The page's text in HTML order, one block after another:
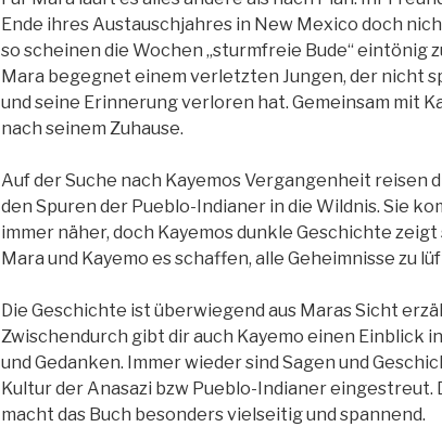
Ende ihres Austauschjahres in New Mexico doch
so scheinen die Wochen „sturmfreie Bude“ eintönig
Mara begegnet einem verletzten Jungen, der nicht
und seine Erinnerung verloren hat. Gemeinsam mit
nach seinem Zuhause.
Auf der Suche nach Kayemos Vergangenheit reisen
den Spuren der Pueblo-Indianer in die Wildnis. Sie
immer näher, doch Kayemos dunkle Geschichte zeigt
Mara und Kayemo es schaffen, alle Geheimnisse zu
Die Geschichte ist überwiegend aus Maras Sicht
Zwischendurch gibt dir auch Kayemo einen Einblick
und Gedanken. Immer wieder sind Sagen und
Kultur der Anasazi bzw Pueblo-Indianer eingestreut.
macht das Buch besonders vielseitig und spannend.